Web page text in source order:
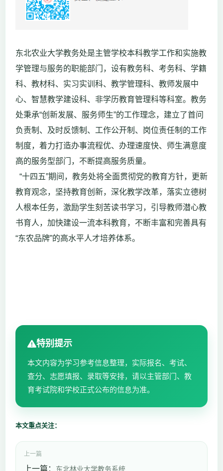
东北农业大学教务处是主管学校本科教学工作和实施教
学管理与服务的职能部门，设有教务科、考务科、学籍
科、教材科、实习实训科、教学管理科、教师发展中
心、智慧教学建设科、非学历教育管理科等科室。教务
处秉承“创新发展、服务师生”的工作理念，建立了首问
负责制、及时反馈制、工作公开制、岗位责任制的工作
制度，着力打造办事流程优、办理速度快、师生满意度
高的服务型部门，不断提高服务质量。
“十四五”期间，教务处将全面贯彻党的教育方针，更新
教育观念，坚持教育创新，深化教学改革，落实立德树
人根本任务，激励学生刻苦读书学习，引导教师潜心教
书育人，加快建设一流本科教育，不断丰富和完善具有
“东农品牌”的高水平人才培养体系。
特别提示
本文内容为学习参考信息整理，实际报名、考试、
查分、志愿填报、录取等安排，请以主管部门、教
育考试院和学校正式公布的信息为准。
本文重点关注：
上一篇
上一篇： 东北林业大学教务系统